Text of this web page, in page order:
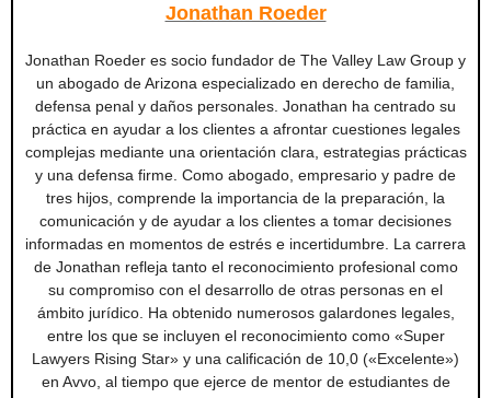
Jonathan Roeder
Jonathan Roeder es socio fundador de The Valley Law Group y
un abogado de Arizona especializado en derecho de familia,
defensa penal y daños personales. Jonathan ha centrado su
práctica en ayudar a los clientes a afrontar cuestiones legales
complejas mediante una orientación clara, estrategias prácticas
y una defensa firme. Como abogado, empresario y padre de
tres hijos, comprende la importancia de la preparación, la
comunicación y de ayudar a los clientes a tomar decisiones
informadas en momentos de estrés e incertidumbre. La carrera
de Jonathan refleja tanto el reconocimiento profesional como
su compromiso con el desarrollo de otras personas en el
ámbito jurídico. Ha obtenido numerosos galardones legales,
entre los que se incluyen el reconocimiento como «Super
Lawyers Rising Star» y una calificación de 10,0 («Excelente»)
en Avvo, al tiempo que ejerce de mentor de estudiantes de